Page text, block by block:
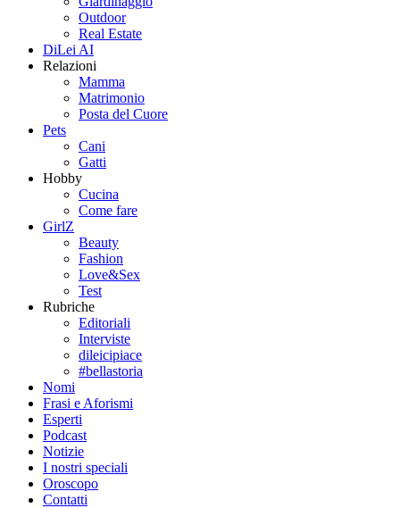
Outdoor
Real Estate
DiLei AI
Relazioni
Mamma
Matrimonio
Posta del Cuore
Pets
Cani
Gatti
Hobby
Cucina
Come fare
GirlZ
Beauty
Fashion
Love&Sex
Test
Rubriche
Editoriali
Interviste
dileicipiace
#bellastoria
Nomi
Frasi e Aforismi
Esperti
Podcast
Notizie
I nostri speciali
Oroscopo
Contatti